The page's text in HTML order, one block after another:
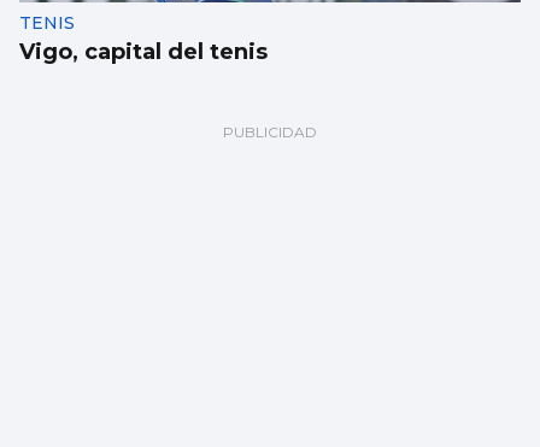
TENIS
Vigo, capital del tenis